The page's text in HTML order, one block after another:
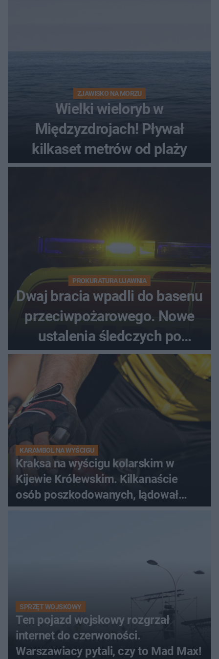
ZJAWISKO NA MORZU
Wielki wieloryb w
Międzyzdrojach! Pływał
kilkaset metrów od plaży
PROKURATURA UJAWNIA
Dwaj bracia wpadli do basenu
przeciwpożarowego. Nowe
ustalenia śledczych po
dramatycznej akcji
KARAMBOL NA WYŚCIGU
Kraksa na wyścigu kolarskim w
Kijewie Królewskim. Kilkanaście
osób poszkodowanych, lądował
śmigłowiec LPR
SPRZĘT WOJSKOWY
Ten pojazd wojskowy rozgrzał
internet do czerwoności.
Warszawiacy pytali, czy to Mad Max!